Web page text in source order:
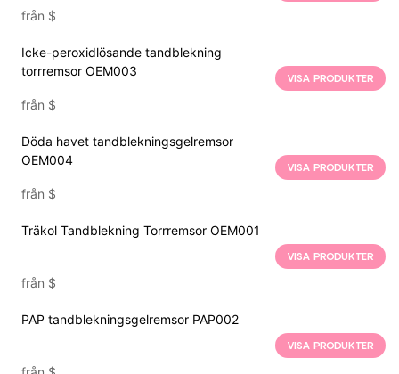
från $
Icke-peroxidlösande tandblekning
torrremsor OEM003
från $
VISA PRODUKTER
Döda havet tandblekningsgelremsor
OEM004
från $
VISA PRODUKTER
Träkol Tandblekning Torrremsor OEM001
från $
VISA PRODUKTER
PAP tandblekningsgelremsor PAP002
VISA PRODUKTER